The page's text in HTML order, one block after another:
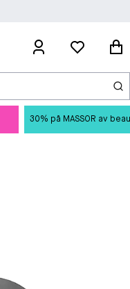
30% på MASSOR av